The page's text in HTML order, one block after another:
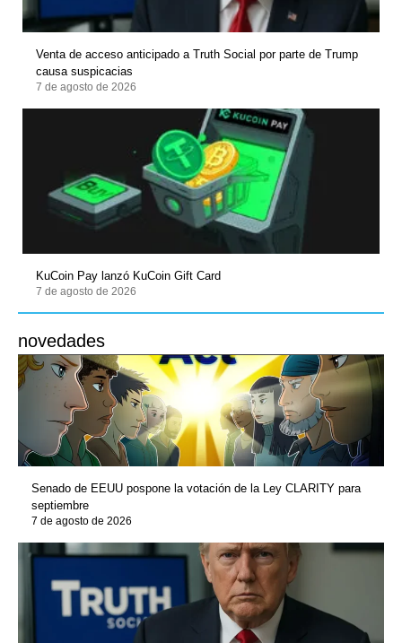
Venta de acceso anticipado a Truth Social por parte de Trump
causa suspicacias
7 de agosto de 2026
KuCoin Pay lanzó KuCoin Gift Card
7 de agosto de 2026
novedades
Senado de EEUU pospone la votación de la Ley CLARITY para
septiembre
7 de agosto de 2026